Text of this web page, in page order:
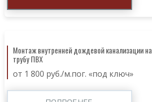
Монтаж внутренней дождевой канализации на
трубу ПВХ
от 1 800 руб./м.пог. «под ключ»